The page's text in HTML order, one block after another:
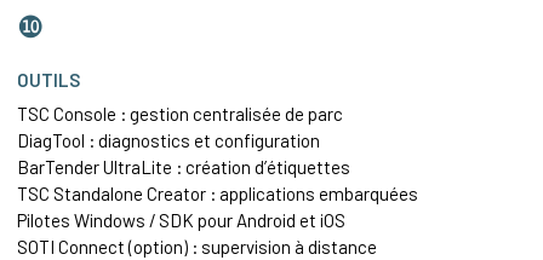
❿
OUTILS
TSC Console : gestion centralisée de parc
DiagTool : diagnostics et configuration
BarTender UltraLite : création d’étiquettes
TSC Standalone Creator : applications embarquées
Pilotes Windows / SDK pour Android et iOS
SOTI Connect (option) : supervision à distance